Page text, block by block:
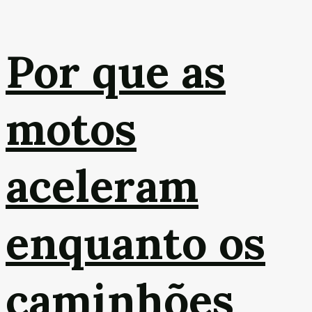
Por que as
motos
aceleram
enquanto os
caminhões